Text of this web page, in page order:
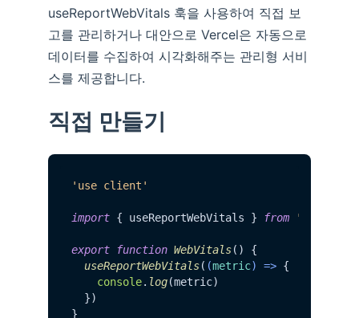
useReportWebVitals 훅을 사용하여 직접 보
고를 관리하거나 대안으로 Vercel은 자동으로
데이터를 수집하여 시각화해주는 관리형 서비
스를 제공합니다.
직접 만들기
'use client'
import { useReportWebVitals } from 'next/
export function WebVitals( ) {
useReportWebVitals( (metric) => {
console. log(metric)
  })